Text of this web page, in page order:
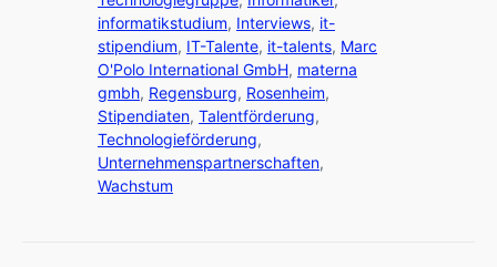
informatikstudium, Interviews, it-
stipendium, IT-Talente, it-talents, Marc
O'Polo International GmbH, materna
gmbh, Regensburg, Rosenheim,
Stipendiaten, Talentförderung,
Technologieförderung,
Unternehmenspartnerschaften,
Wachstum